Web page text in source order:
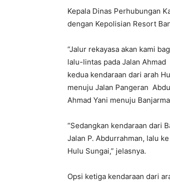
Kepala Dinas Perhubungan
dengan Kepolisian Resort
“Jalur rekayasa akan kami
lalu-lintas pada Jalan
kedua kendaraan dari arah
menuju Jalan Pangeran
Ahmad Yani menuju
“Sedangkan kendaraan dari
Jalan P. Abdurrahman, lalu
Hulu Sungai,” jelasnya.
Opsi ketiga kendaraan dari